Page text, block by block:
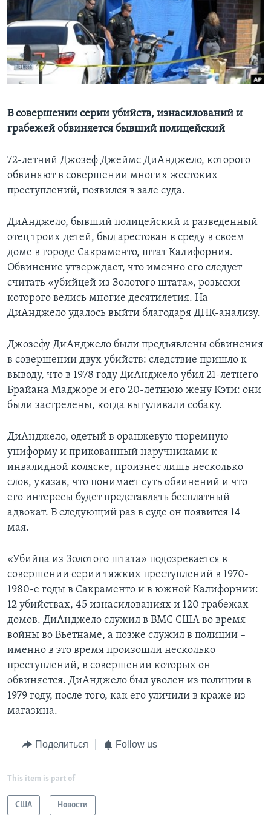
Learning English
СОЦИАЛЬНЫЕ СЕТИ
Языки
В совершении серии убийств, изнасилований и
грабежей обвиняется бывший полицейский
72-летний Джозеф Джеймс ДиАнджело, которого
обвиняют в совершении многих жестоких
преступлений, появился в зале суда.
ДиАнджело, бывший полицейский и разведенный
отец троих детей, был арестован в среду в своем
доме в городе Сакраменто, штат Калифорния.
Обвинение утверждает, что именно его следует
считать «убийцей из Золотого штата», розыски
которого велись многие десятилетия. На
ДиАнджело удалось выйти благодаря ДНК-анализу.
Джозефу ДиАнджело были предъявлены обвинения
в совершении двух убийств: следствие пришло к
выводу, что в 1978 году ДиАнджело убил 21-летнего
Брайана Маджоре и его 20-летнюю жену Кэти: они
были застрелены, когда выгуливали собаку.
ДиАнджело, одетый в оранжевую тюремную
униформу и прикованный наручниками к
инвалидной коляске, произнес лишь несколько
слов, указав, что понимает суть обвинений и что
его интересы будет представлять бесплатный
адвокат. В следующий раз в суде он появится 14
мая.
«Убийца из Золотого штата» подозревается в
совершении серии тяжких преступлений в 1970-
1980-е годы в Сакраменто и в южной Калифорнии:
12 убийствах, 45 изнасилованиях и 120 грабежах
домов. ДиАнджело служил в ВМС США во время
войны во Вьетнаме, а позже служил в полиции –
именно в это время произошли несколько
преступлений, в совершении которых он
обвиняется. ДиАнджело был уволен из полиции в
1979 году, после того, как его уличили в краже из
магазина.
Поделиться Follow us
This item is part of
США Новости